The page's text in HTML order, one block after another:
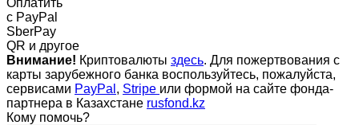
c PayPal
SberPay
QR и другое
Внимание! Криптовалюты здесь. Для пожертвования с
карты зарубежного банка воспользуйтесь, пожалуйста,
сервисами PayPal , Stripe или формой на сайте фонда-
партнера в Казахстане rusfond.kz
Кому помочь?